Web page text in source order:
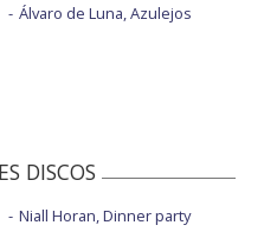
Álvaro de Luna, Azulejos
DISCOS
Niall Horan, Dinner party